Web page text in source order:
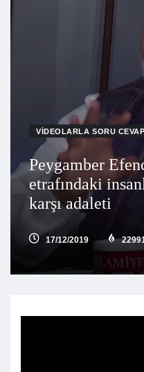
VIDEOLARLA SORU CEVAP
Peygamber
etrafındaki
karşı adaleti
17/12/2019